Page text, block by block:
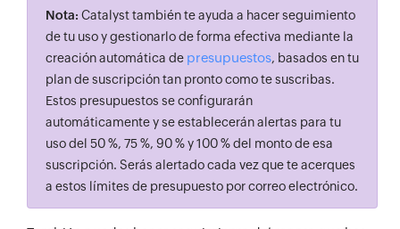
Nota: Catalyst también te ayuda a hacer seguimiento
de tu uso y gestionarlo de forma efectiva mediante la
creación automática de presupuestos, basados en tu
plan de suscripción tan pronto como te suscribas.
Estos presupuestos se configurarán
automáticamente y se establecerán alertas para tu
uso del 50 %, 75 %, 90 % y 100 % del monto de esa
suscripción. Serás alertado cada vez que te acerques
a estos límites de presupuesto por correo electrónico.